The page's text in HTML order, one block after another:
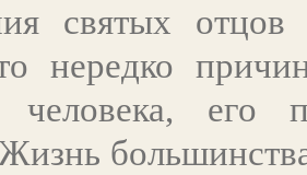
святых
нередко
человека, его